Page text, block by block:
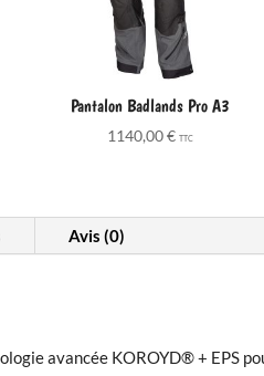
Pantalon Badlands Pro A3
1140,00€ TTC
Avis (0)
avancée KOROYD® + EPS